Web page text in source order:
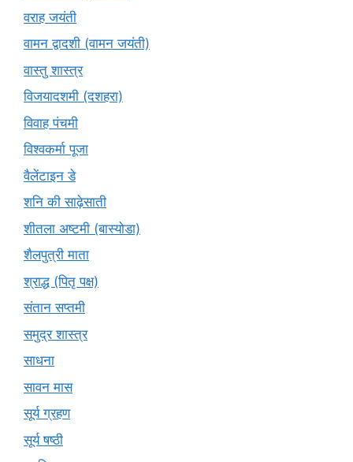
वराह जयंती
वामन द्वादशी (वामन जयंती)
वास्तु शास्त्र
विजयादशमी (दशहरा)
विवाह पंचमी
विश्वकर्मा पूजा
वैलेंटाइन डे
शनि की साढ़ेसाती
शीतला अष्टमी (बास्योडा)
शैलपुत्री माता
श्राद्ध (पितृ पक्ष)
संतान सप्तमी
समुद्र शास्त्र
साधना
सावन मास
सूर्य ग्रहण
सूर्य षष्ठी